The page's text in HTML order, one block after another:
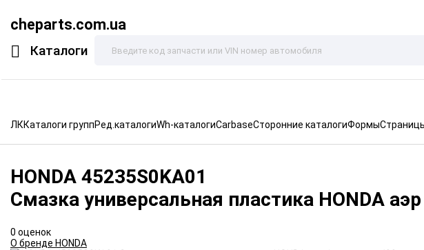
cheparts.com.ua
Каталоги
ЛККаталоги группРед.каталогиWh-каталогиCarbaseСторонние каталогиФормы
HONDA 45235S0KA01
Смазка универсальная пластика HONDA
0 оценок
О бренде HONDA